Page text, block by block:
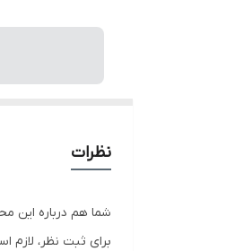
نظرات
شما هم درباره این
برای ثبت نظر، لازم